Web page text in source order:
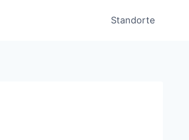
Standorte